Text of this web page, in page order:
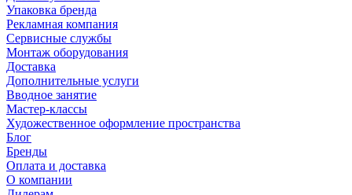
Упаковка бренда
Рекламная компания
Сервисные службы
Монтаж оборудования
Доставка
Дополнительные услуги
Вводное занятие
Мастер-классы
Художественное оформление пространства
Блог
Бренды
Оплата и доставка
О компании